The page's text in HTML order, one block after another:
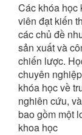
Các khóa học
viên đạt kiến
các chủ đề
sản xuất và
chiến lược.
chuyên
khóa học về
nghiên cứu,
bao gồm một
khoa học